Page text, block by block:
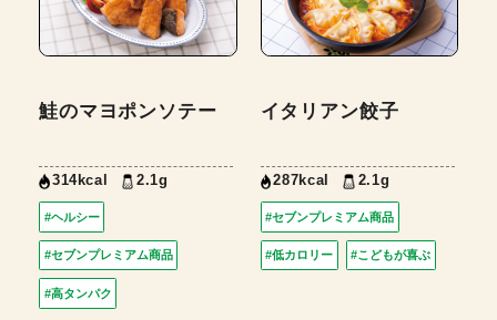
鮭のマヨポンソテー
314kcal 2.1g
#ヘルシー
#セブンプレミアム商品
#高タンパク
イタリアン餃子
287kcal 2.1g
#セブンプレミアム商品
#低カロリー #こどもが喜ぶ